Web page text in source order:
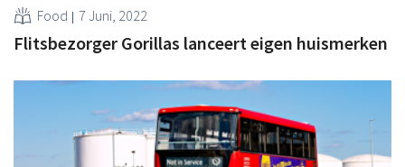
Food 7 Juni, 2022
Flitsbezorger Gorillas lanceert eigen huismerken